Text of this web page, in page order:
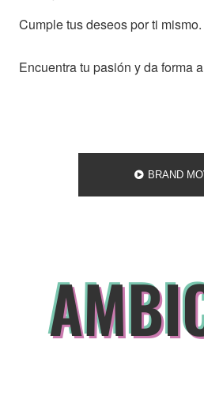
Cumple tus deseos por ti mismo.
Encuentra tu pasión y da forma
BRAND